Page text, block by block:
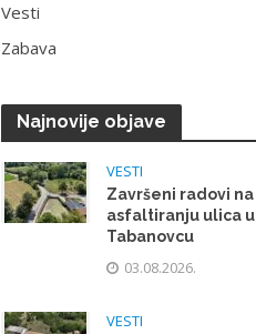
Vesti
Zabava
Najnovije objave
VESTI
Završeni radovi na
asfaltiranju ulica u
Tabanovcu
03.08.2026.
VESTI